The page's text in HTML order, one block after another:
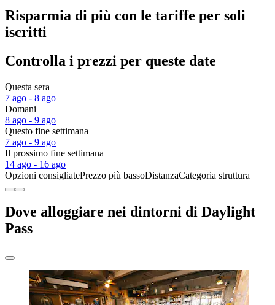
Risparmia di più con le tariffe per soli
iscritti
Controlla i prezzi per queste date
Questa sera
7 ago - 8 ago
Domani
8 ago - 9 ago
Questo fine settimana
7 ago - 9 ago
Il prossimo fine settimana
14 ago - 16 ago
Opzioni consigliatePrezzo più bassoDistanzaCategoria struttura
Dove alloggiare nei dintorni di Daylight
Pass